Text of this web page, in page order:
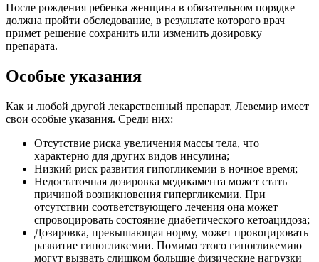
После рождения ребенка женщина в обязательном порядке
должна пройти обследование, в результате которого врач
примет решение сохранить или изменить дозировку
препарата.
Особые указания
Как и любой другой лекарственный препарат, Левемир имеет
свои особые указания. Среди них:
Отсутствие риска увеличения массы тела, что
характерно для других видов инсулина;
Низкий риск развития гипогликемии в ночное время;
Недостаточная дозировка медикамента может стать
причиной возникновения гипергликемии. При
отсутствии соответствующего лечения она может
спровоцировать состояние диабетического кетоацидоза;
Дозировка, превышающая норму, может провоцировать
развитие гипогликемии. Помимо этого гипогликемию
могут вызвать слишком большие физические нагрузки